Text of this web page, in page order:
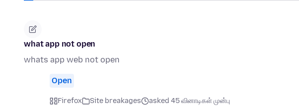
what app not open
whats app web not open
Open
Firefox Site breakages asked 45 வினாடிகள் முன்பு